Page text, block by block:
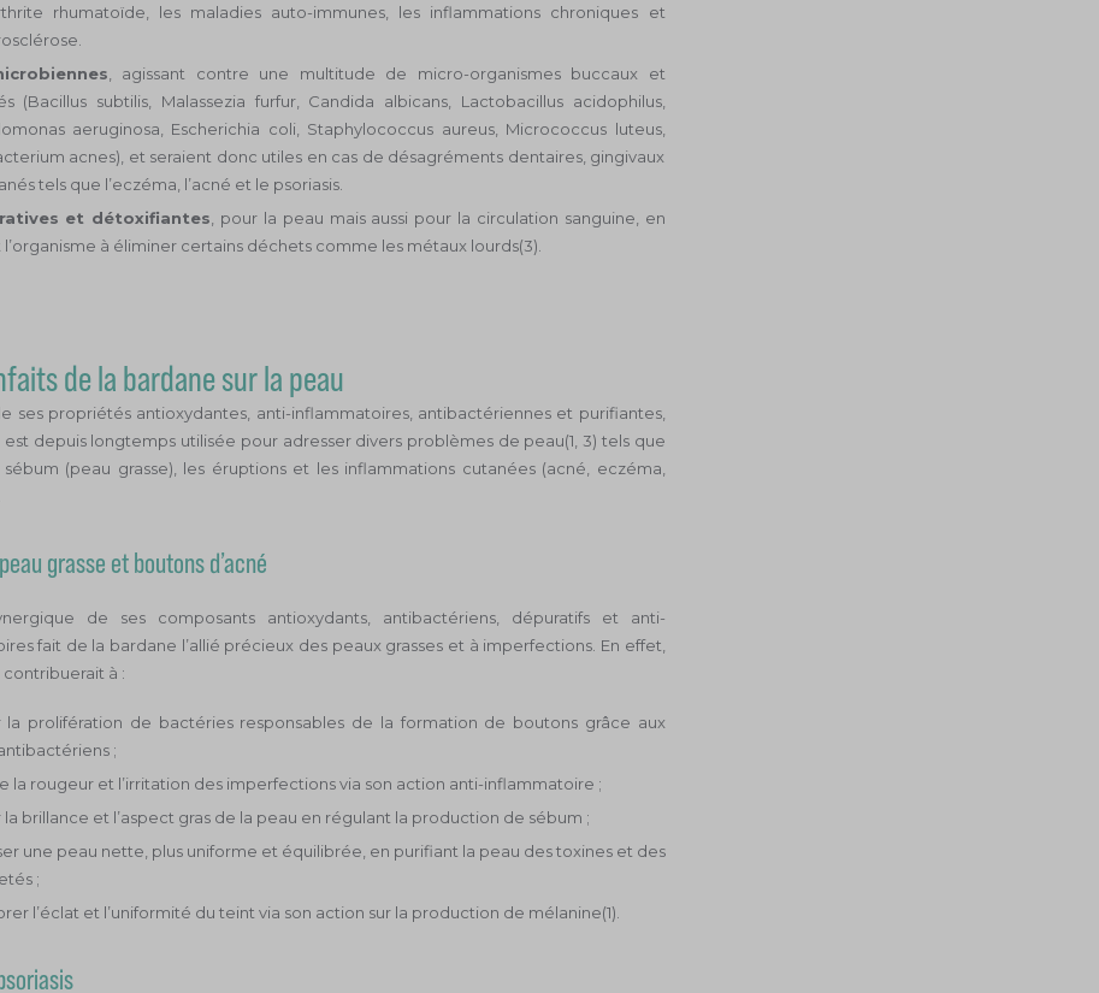
rhumatoïde, les maladies auto-immunes, les inflammations chroniques et
, agissant contre une multitude de micro-organismes buccaux et
(Bacillus subtilis, Malassezia furfur, Candida albicans, Lactobacillus acidophilus,
aeruginosa, Escherichia coli, Staphylococcus aureus, Micrococcus luteus,
acnes), et seraient donc utiles en cas de désagréments dentaires, gingivaux
tels que l’eczéma, l’acné et le psoriasis.
et détoxifiantes , pour la peau mais aussi pour la circulation sanguine, en
l’organisme à éliminer certains déchets comme les métaux lourds(3).
de la bardane sur la peau
ses propriétés antioxydantes, anti-inflammatoires, antibactériennes et purifiantes,
est depuis longtemps utilisée pour adresser divers problèmes de peau(1, 3) tels que
sébum (peau grasse), les éruptions et les inflammations cutanées (acné, eczéma,
grasse et boutons d’acné
de ses composants antioxydants, antibactériens, dépuratifs et anti-
fait de la bardane l’allié précieux des peaux grasses et à imperfections. En effet,
à :
la prolifération de bactéries responsables de la formation de boutons grâce aux
;
la rougeur et l’irritation des imperfections via son action anti-inflammatoire ;
la brillance et l’aspect gras de la peau en régulant la production de sébum ;
une peau nette, plus uniforme et équilibrée, en purifiant la peau des toxines et des
;
l’éclat et l’uniformité du teint via son action sur la production de mélanine(1).